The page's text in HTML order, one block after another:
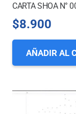
CARTA SHOA N°
$8.900
AÑADIR AL